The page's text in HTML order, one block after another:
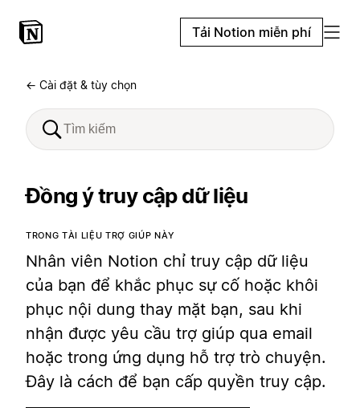
Tải Notion miễn phí
← Cài đặt & tùy chọn
Đồng ý truy cập dữ liệu
TRONG TÀI LIỆU TRỢ GIÚP NÀY
Nhân viên Notion chỉ truy cập dữ liệu
của bạn để khắc phục sự cố hoặc khôi
phục nội dung thay mặt bạn, sau khi
nhận được yêu cầu trợ giúp qua email
hoặc trong ứng dụng hỗ trợ trò chuyện.
Đây là cách để bạn cấp quyền truy cập.